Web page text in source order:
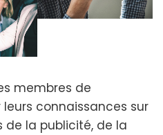
membres de
connaissances sur
de la publicité, de la